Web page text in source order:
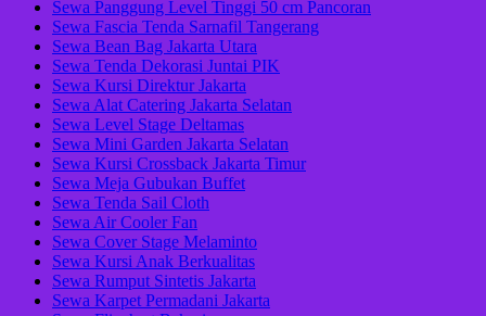
Sewa Panggung Level Tinggi 50 cm Pancoran
Sewa Fascia Tenda Sarnafil Tangerang
Sewa Bean Bag Jakarta Utara
Sewa Tenda Dekorasi Juntai PIK
Sewa Kursi Direktur Jakarta
Sewa Alat Catering Jakarta Selatan
Sewa Level Stage Deltamas
Sewa Mini Garden Jakarta Selatan
Sewa Kursi Crossback Jakarta Timur
Sewa Meja Gubukan Buffet
Sewa Tenda Sail Cloth
Sewa Air Cooler Fan
Sewa Cover Stage Melaminto
Sewa Kursi Anak Berkualitas
Sewa Rumput Sintetis Jakarta
Sewa Karpet Permadani Jakarta